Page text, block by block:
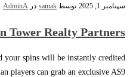
سپتامبر 1, 2025 توسط samak در AdminA
Tower Realty Partners
your spins will be instantly credited
players can grab an exclusive A$9…